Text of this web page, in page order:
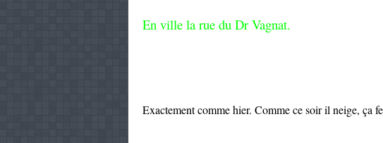
En ville la rue du Dr Vagnat.
Exactement comme hier. Comme ce soir il neige, ça